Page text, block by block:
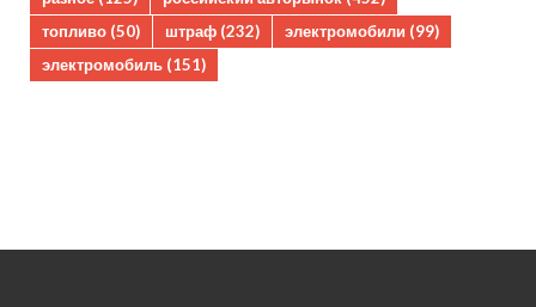
топливо (50) штраф (232) электромобили (99)
электромобиль (151)